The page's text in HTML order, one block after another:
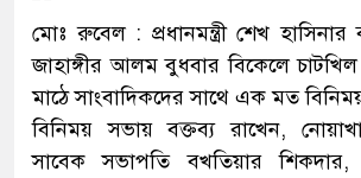
মোঃ রুবেল : প্রধানমন্ত্রী শেখ হাসিনার
জাহাঙ্গীর আলম বুধবার বিকেলে
মাঠে সাংবাদিকদের সাথে এক মত
বিনিময় সভায় বক্তব্য রাখেন,
সাবেক সভাপতি বখতিয়ার শিকদার,